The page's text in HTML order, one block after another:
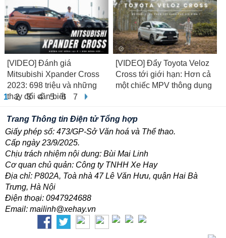
Eyesight 2023
ĐƯỢC/MẤT...
[VIDEO] Đánh giá
Mitsubishi Xpander Cross
2023: 698 triệu và những
thay đổi cần biết
[VIDEO] Đẩy Toyota Veloz
Cross tới giới hạn: Hơn cả
một chiếc MPV thông dụng
1
2 3 4 5 6 7
Trang Thông tin Điện tử Tổng hợp
Giấy phép số: 473/GP-Sở Văn hoá và Thể thao.
Cấp ngày 23/9/2025.
Chịu trách nhiệm nội dung: Bùi Mai Linh
Cơ quan chủ quản: Công ty TNHH Xe Hay
Địa chỉ: P802A, Toà nhà 47 Lê Văn Hưu, quận Hai Bà
Trưng, Hà Nội
Điện thoại: 0947924688
Email: mailinh@xehay.vn